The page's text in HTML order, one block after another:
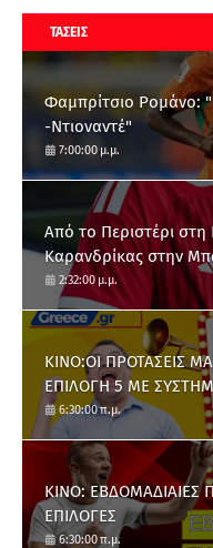
ΤΑΣΕΙΣ
Φαμπρίτσιο Ρομάνο:
-Ντιοναντέ"
7:00:00 μ.μ.
Από το Περιστέρι
Καρανδρίκας στην
2:32:00 μ.μ.
ΚΙΝΟ:ΟΙ ΠΡΟΤΑΣΕΙΣ
ΕΠΙΛΟΓΗ 5 ΜΕ
6:30:00 π.μ.
ΚΙΝΟ: ΕΒΔΟΜΑΔΙΑΙΕΣ ΠΡΟΤΑΣΕΙΣ ΓΙΑ ΟΛΕΣ ΤΙΣ
ΕΠΙΛΟΓΕΣ
6:30:00 π.μ.